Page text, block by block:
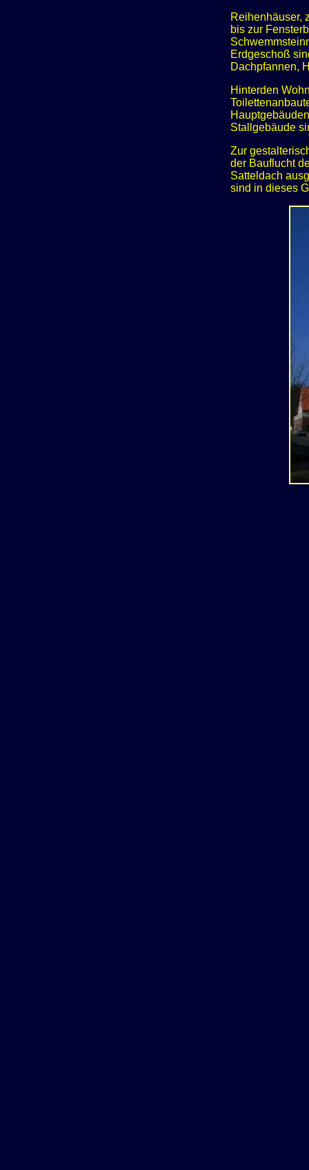
Reihenhäuser,
bis zur
Erdgeschoß
Dachpfannen,
Hinterden
Stallgebäude
Zur
der Bauflucht
Satteldach
sind in dieses